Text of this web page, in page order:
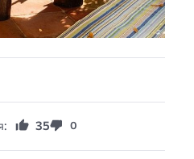
35 0